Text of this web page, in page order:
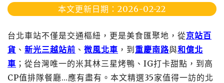
本文更新日期：2026-02-22
台北車站不僅是交通樞紐，更是美食匯聚地，從京站百
貨 、 新光三越站前 、 微風北車 ，到 重慶南路與和億北
車 ；從台灣唯一的米其林三星烤鴨、IG打卡甜點，到高
CP值排隊餐廳…應有盡有。本文精選35家值得一訪的北